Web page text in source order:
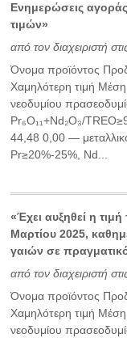
Ενημερώσεις
τιμών»
από τον διαχειριστή
Όνομα προϊόντος
Χαμηλότερη τιμή Μέση
νεοδυμίου
Pr₆O₁₁+Nd₂O₃/
44,48 0,00 —
Pr≥20%-25%, Nd...
«Έχει αυξηθεί η
Μαρτίου 2025,
γαιών σε
από τον διαχειριστή
Όνομα προϊόντος
Χαμηλότερη τιμή Μέση
νεοδυμίου